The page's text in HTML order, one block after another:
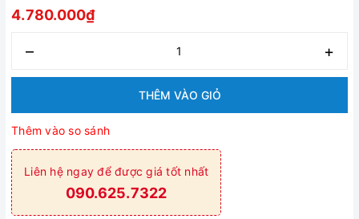
4.780.000₫
– +
THÊM VÀO GIỎ
Thêm vào so sánh
Liên hệ ngay để được giá tốt nhất
090.625.7322